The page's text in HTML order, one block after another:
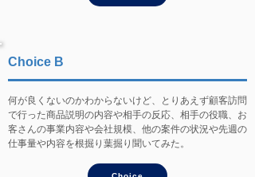
Choice B
何が良くないのかわからないけど、とりあえず顧客訪問
で行った商品説明の内容や相手の反応、相手の役職、お
客さんの事業内容や会社規模、他の案件の状況や先週の
仕事量や内容を根掘り葉掘り聞いてみた。